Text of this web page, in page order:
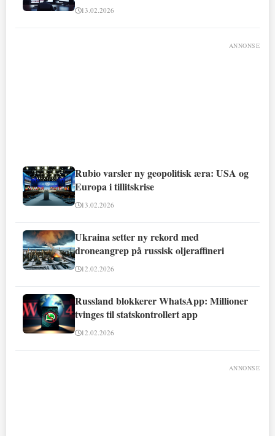
13.02.2026
ANNONSE
Rubio varsler ny geopolitisk æra: USA og
Europa i tillitskrise
13.02.2026
Ukraina setter ny rekord med
droneangrep på russisk oljeraffineri
12.02.2026
Russland blokkerer WhatsApp: Millioner
tvinges til statskontrollert app
12.02.2026
ANNONSE